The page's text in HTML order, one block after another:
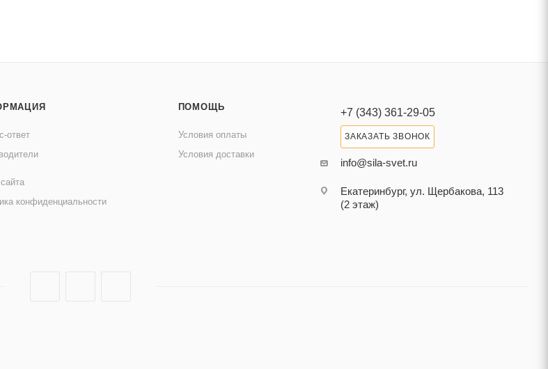
ответ
конфиденциальности
ПОМОЩЬ
Условия оплаты
Условия доставки
+7 (343) 361-29-05
ЗАКАЗАТЬ ЗВОНОК
info@sila-svet.ru
Екатеринбург, ул. Щербакова, 113
(2 этаж)